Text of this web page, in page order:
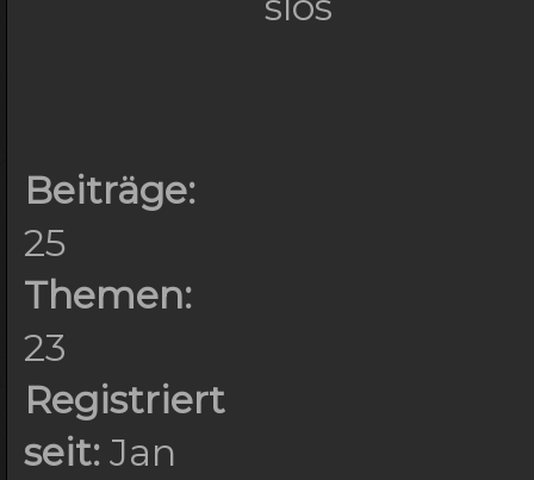
Beiträge:
25
Themen:
23
Registriert
seit: Jan